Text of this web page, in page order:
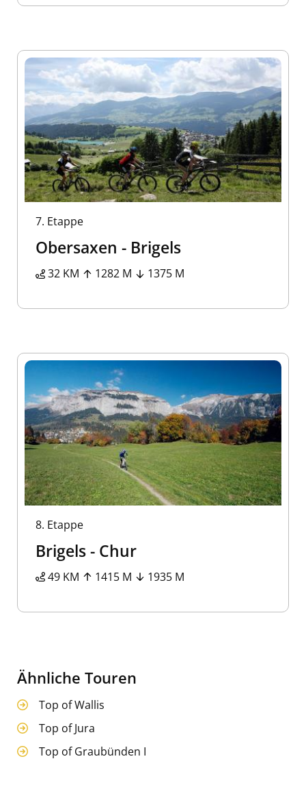
7. Etappe
Obersaxen - Brigels
32 KM 1282 M 1375 M
8. Etappe
Brigels - Chur
49 KM 1415 M 1935 M
Ähnliche Touren
Top of Wallis
Top of Jura
Top of Graubünden I